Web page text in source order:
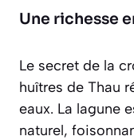
Une richesse
Le secret de la
huîtres de Thau
eaux. La lagune
naturel,